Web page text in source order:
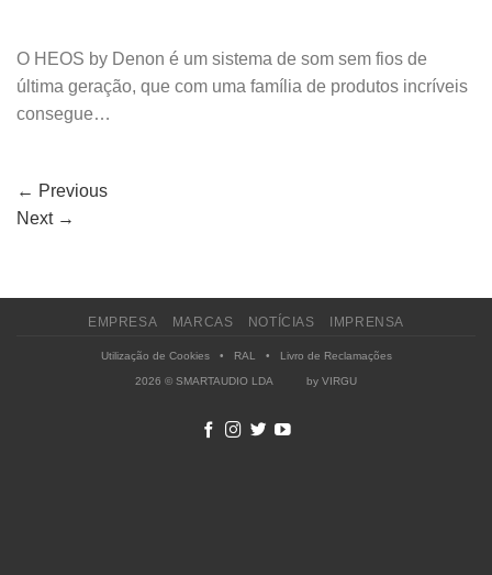
O HEOS by Denon é um sistema de som sem fios de
última geração, que com uma família de produtos incríveis
consegue…
← Previous
Next →
EMPRESA MARCAS NOTÍCIAS IMPRENSA
Utilização de Cookies• RAL • Livro de Reclamações
2026 © SMARTAUDIO LDA by VIRGU